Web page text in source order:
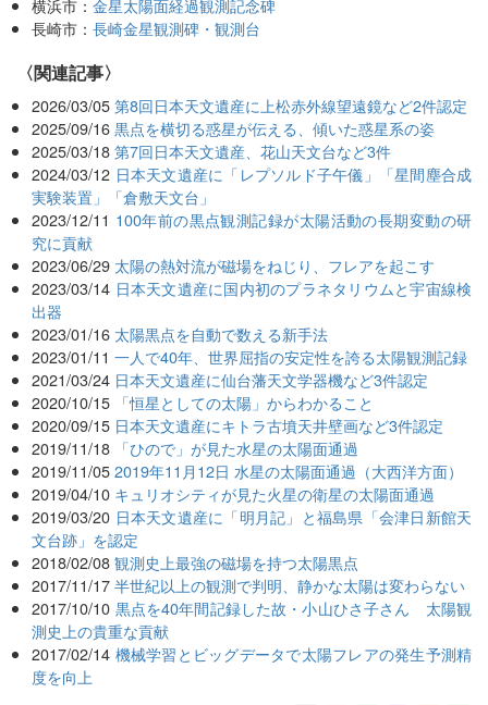
横浜市：金星太陽面経過観測記念碑
長崎市：長崎金星観測碑・観測台
関連記事
2026/03/05 第8回日本天文遺産に上松赤外線望遠鏡など2件認定
2025/09/16 黒点を横切る惑星が伝える、傾いた惑星系の姿
2025/03/18 第7回日本天文遺産、花山天文台など3件
2024/03/12 日本天文遺産に「レプソルド子午儀」「星間塵合成
実験装置」「倉敷天文台」
2023/12/11 100年前の黒点観測記録が太陽活動の長期変動の研
究に貢献
2023/06/29 太陽の熱対流が磁場をねじり、フレアを起こす
2023/03/14 日本天文遺産に国内初のプラネタリウムと宇宙線検
出器
2023/01/16 太陽黒点を自動で数える新手法
2023/01/11 一人で40年、世界屈指の安定性を誇る太陽観測記録
2021/03/24 日本天文遺産に仙台藩天文学器機など3件認定
2020/10/15 「恒星としての太陽」からわかること
2020/09/15 日本天文遺産にキトラ古墳天井壁画など3件認定
2019/11/18 「ひので」が見た水星の太陽面通過
2019/11/05 2019年11月12日 水星の太陽面通過（大西洋方面）
2019/04/10 キュリオシティが見た火星の衛星の太陽面通過
2019/03/20 日本天文遺産に「明月記」と福島県「会津日新館天
文台跡」を認定
2018/02/08 観測史上最強の磁場を持つ太陽黒点
2017/11/17 半世紀以上の観測で判明、静かな太陽は変わらない
2017/10/10 黒点を40年間記録した故・小山ひさ子さん 太陽観
測史上の貴重な貢献
2017/02/14 機械学習とビッグデータで太陽フレアの発生予測精
度を向上